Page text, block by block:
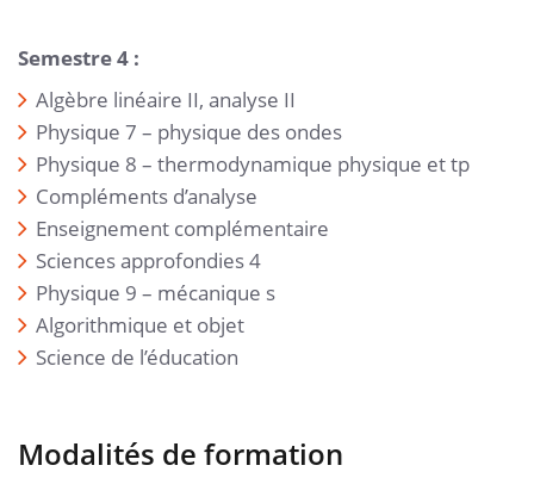
Semestre 4 :
Algèbre linéaire II, analyse II
Physique 7 – physique des ondes
Physique 8 – thermodynamique physique et tp
Compléments d’analyse
Enseignement complémentaire
Sciences approfondies 4
Physique 9 – mécanique s
Algorithmique et objet
Science de l’éducation
Modalités de formation